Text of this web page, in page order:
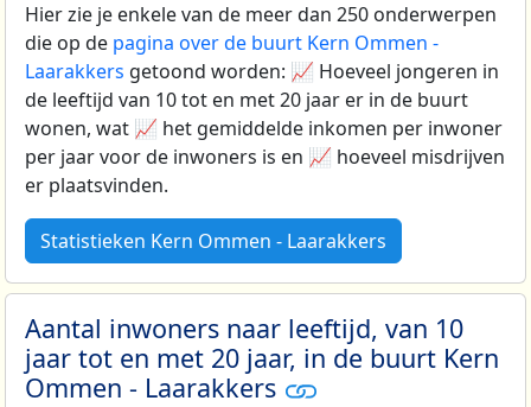
Hier zie je enkele van de meer dan 250 onderwerpen
die op de pagina over de buurt Kern Ommen -
Laarakkers getoond worden: 📈 Hoeveel jongeren in
de leeftijd van 10 tot en met 20 jaar er in de buurt
wonen, wat 📈 het gemiddelde inkomen per inwoner
per jaar voor de inwoners is en 📈 hoeveel misdrijven
er plaatsvinden.
Statistieken Kern Ommen - Laarakkers
Aantal inwoners naar leeftijd, van 10
jaar tot en met 20 jaar, in de buurt Kern
Ommen - Laarakkers